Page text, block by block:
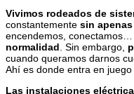
Vivimos rodeados de
constantemente sin
encendemos,
normalidad . Sin embargo,
cuando queramos darnos
Ahí es donde entra en
Las instalaciones